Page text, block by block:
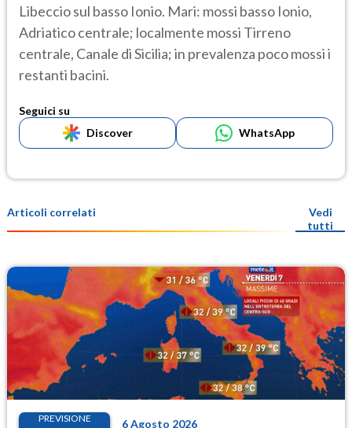
Libeccio sul basso Ionio. Mari: mossi basso Ionio,
Adriatico centrale; localmente mossi Tirreno
centrale, Canale di Sicilia; in prevalenza poco mossi i
restanti bacini.
Seguici su
Discover
WhatsApp
Articoli correlati
Vedi
tutti
PREVISIONE 6 Agosto 2026